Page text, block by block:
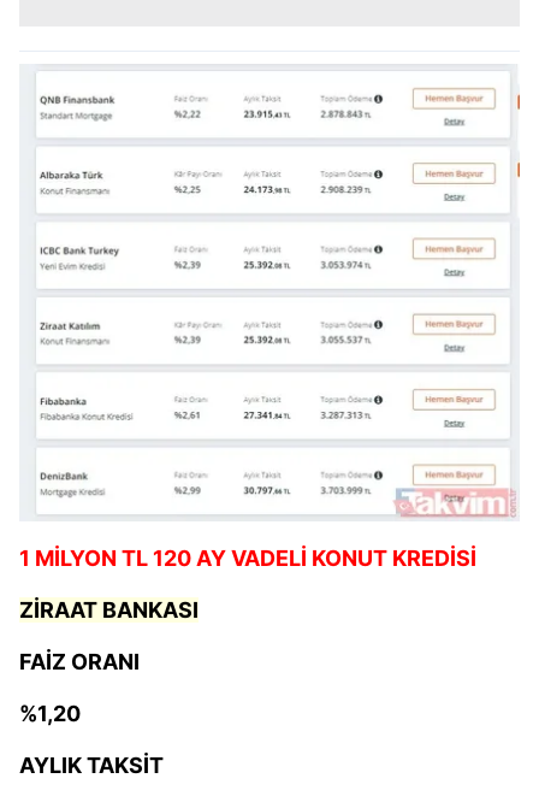
1 MİLYON TL 120 AY VADELİ KONUT KREDİSİ
ZİRAAT BANKASI
FAİZ ORANI
%1,20
AYLIK TAKSİT